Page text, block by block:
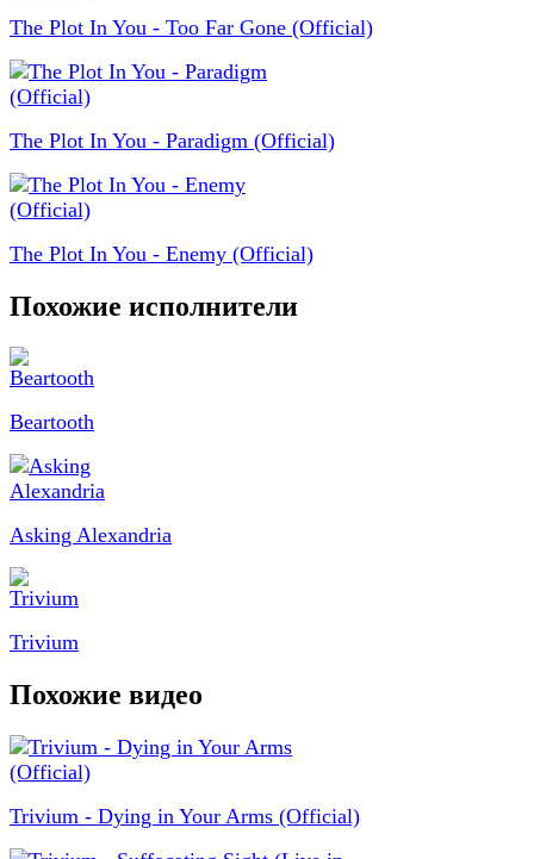
The Plot In You - Too Far Gone (Official)
The Plot In You - Paradigm (Official)
The Plot In You - Enemy (Official)
Похожие исполнители
Beartooth
Asking Alexandria
Trivium
Похожие видео
Trivium - Dying in Your Arms (Official)